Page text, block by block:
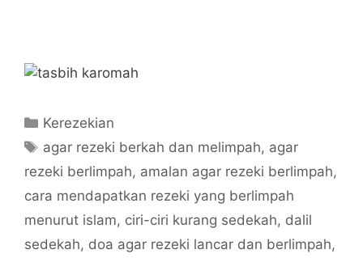
Categories
Kerezekian
Tags
agar rezeki berkah dan melimpah, agar
rezeki berlimpah, amalan agar rezeki berlimpah,
cara mendapatkan rezeki yang berlimpah
menurut islam, ciri-ciri kurang sedekah, dalil
sedekah, doa agar rezeki lancar dan berlimpah,